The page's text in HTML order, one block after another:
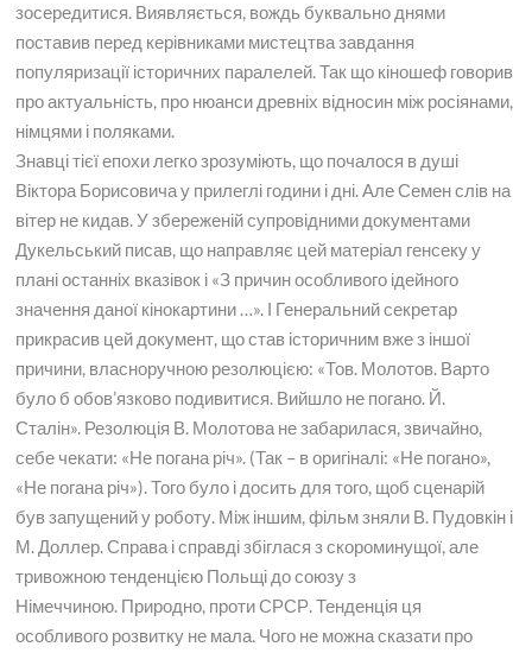
зосередитися. Виявляється, вождь буквально днями
поставив перед керівниками мистецтва завдання
популяризації історичних паралелей. Так що кіношеф говорив
про актуальність, про нюанси древніх відносин між росіянами,
німцями і поляками.
Знавці тієї епохи легко зрозуміють, що почалося в душі
Віктора Борисовича у прилеглі години і дні. Але Семен слів на
вітер не кидав. У збереженій супровідними документами
Дукельський писав, що направляє цей матеріал генсеку у
плані останніх вказівок і «З причин особливого ідейного
значення даної кінокартини …». І Генеральний секретар
прикрасив цей документ, що став історичним вже з іншої
причини, власноручною резолюцією: «Тов. Молотов. Варто
було б обов’язково подивитися. Вийшло не погано. Й.
Сталін». Резолюція В. Молотова не забарилася, звичайно,
себе чекати: «Не погана річ». (Так – в оригіналі: «Не погано»,
«Не погана річ»). Того було і досить для того, щоб сценарій
був запущений у роботу. Між іншим, фільм зняли В. Пудовкін і
М. Доллер. Справа і справді збіглася з скороминущої, але
тривожною тенденцією Польщі до союзу з
Німеччиною. Природно, проти СРСР. Тенденція ця
особливого розвитку не мала. Чого не можна сказати про